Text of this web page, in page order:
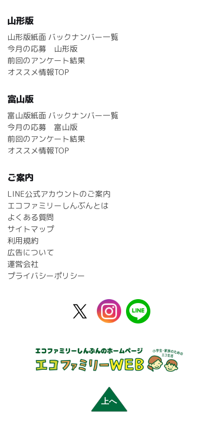
山形版
山形版紙面 バックナンバー一覧
今月の応募 山形版
前回のアンケート結果
オススメ情報TOP
富山版
富山版紙面 バックナンバー一覧
今月の応募 富山版
前回のアンケート結果
オススメ情報TOP
ご案内
LINE公式アカウントのご案内
エコファミリーしんぶんとは
よくある質問
サイトマップ
利用規約
広告について
運営会社
プライバシーポリシー
instagram
上へ